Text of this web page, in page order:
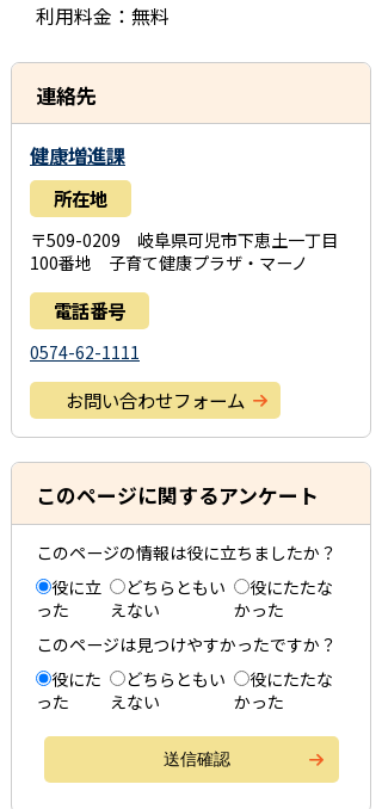
利用料金：無料
連絡先
健康増進課
所在地
〒509-0209 岐阜県可児市下恵土一丁目
100番地 子育て健康プラザ・マーノ
電話番号
0574-62-1111
お問い合わせフォーム
このページに関するアンケート
このページの情報は役に立ちましたか？
役に立
った
どちらともい
えない
役にたたな
かった
このページは見つけやすかったですか？
役にた
った
どちらともい
えない
役にたたな
かった